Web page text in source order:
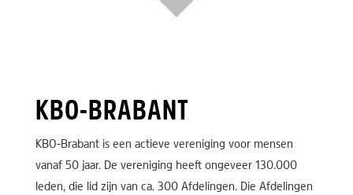
KBO-BRABANT
KBO-Brabant is een actieve vereniging voor mensen
vanaf 50 jaar. De vereniging heeft ongeveer 130.000
leden, die lid zijn van ca. 300 Afdelingen. Die Afdelingen